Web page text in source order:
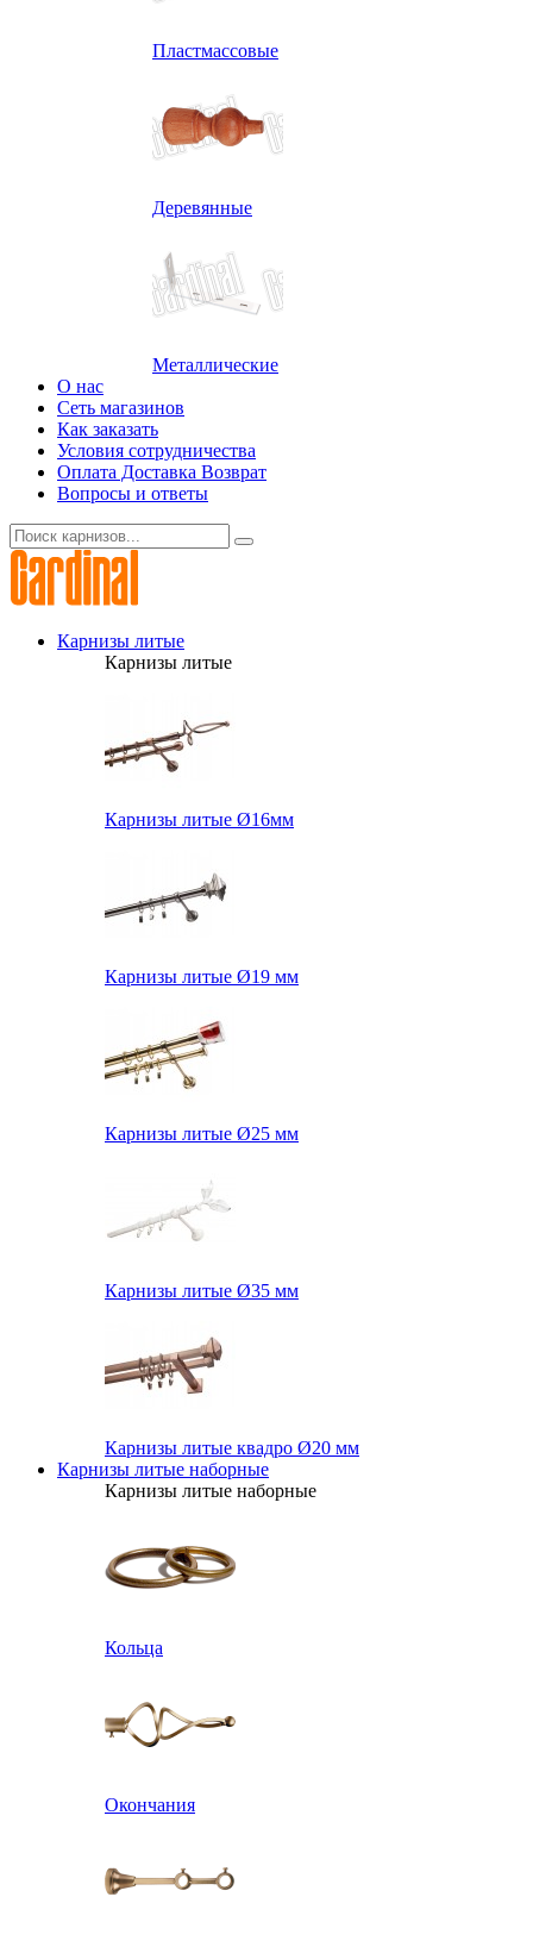
Пластмассовые
Деревянные
Металлические
О нас
Сеть магазинов
Как заказать
Условия сотрудничества
Оплата Доставка Возврат
Вопросы и ответы
Карнизы литые
Карнизы литые
Карнизы литые Ø16мм
Карнизы литые Ø19 мм
Карнизы литые Ø25 мм
Карнизы литые Ø35 мм
Карнизы литые квадро Ø20 мм
Карнизы литые наборные
Карнизы литые наборные
Кольца
Окончания